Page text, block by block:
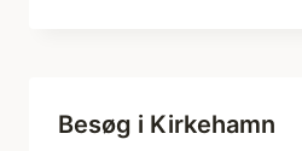
Besøg i Kirkehamn